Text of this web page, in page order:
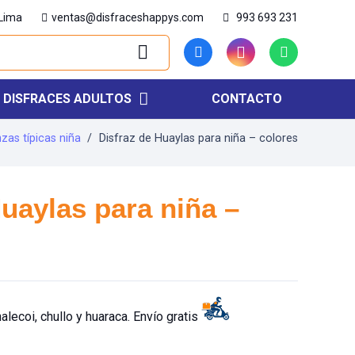
ventas@disfraceshappys.com 993 693 231
DISFRACES ADULTOS CONTACTO
típicas niña / Disfraz de Huaylas para niña – colores
para niña –
chullo y huaraca. Envío gratis